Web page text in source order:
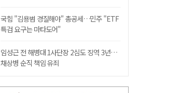
국힘 "김용범 경질해야" 총공세…민주 "ETF
특검 요구는 마타도어"
임성근 전 해병대 1사단장 2심도 징역 3년…
채상병 순직 책임 유죄